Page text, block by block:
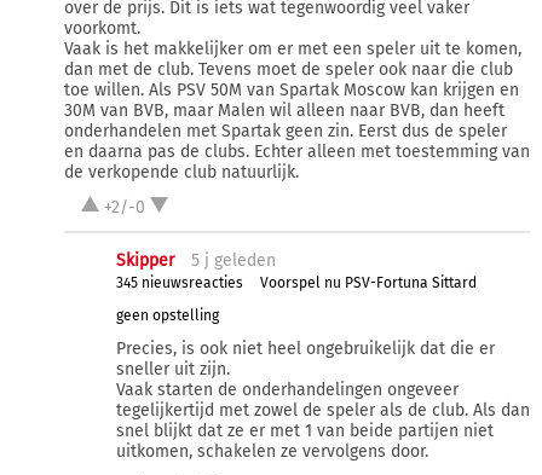
over de prijs. Dit is iets wat tegenwoordig veel vaker
voorkomt.
Vaak is het makkelijker om er met een speler uit te komen,
dan met de club. Tevens moet de speler ook naar die club
toe willen. Als PSV 50M van Spartak Moscow kan krijgen en
30M van BVB, maar Malen wil alleen naar BVB, dan heeft
onderhandelen met Spartak geen zin. Eerst dus de speler
en daarna pas de clubs. Echter alleen met toestemming van
de verkopende club natuurlijk.
+2/-0
Skipper 5 j geleden
345 nieuwsreacties
Voorspel nu PSV-Fortuna Sittard
geen opstelling
Precies, is ook niet heel ongebruikelijk dat die er
sneller uit zijn.
Vaak starten de onderhandelingen ongeveer
tegelijkertijd met zowel de speler als de club. Als dan
snel blijkt dat ze er met 1 van beide partijen niet
uitkomen, schakelen ze vervolgens door.